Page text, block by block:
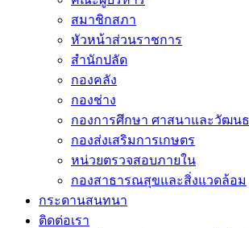
สมาชิกสภา
หัวหน้าส่วนราชการ
สำนักปลัด
กองคลัง
กองช่าง
กองการศึกษา ศาสนาและวัฒน
กองส่งเสริมการเกษตร
หน่วยตรวจสอบภายใน
กองสาธารณสุขและสิ่งแวดล้อม
กระดานสนทนา
ติดต่อเรา